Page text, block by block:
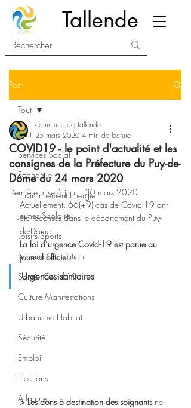
Tallende
Post
Tout
Services Social
Economie
Environnement Energie
Jeunes Scolaire
Loisirs Sports
Travaux Circulation
Santé - Covid-19
Culture Manifestations
Urbanisme Habitat
Sécurité
Emploi
Élections
A la une
Tout
COVID19 - le point d'actualité et les
consignes de la Préfecture du Puy-de-
Dôme du 24 mars 2020
commune de Tallende
25 mars 2020 4 min de lecture
Dernière mise à jour :30 mars 2020
Actuellement, 66(+9) cas de Covid-19 ont
été recensés dans le département du Puy-
de-Dôme.
La loi d’urgence Covid-19 est parue au
journal officiel.
Urgences sanitaires
> Les dons à destination des soignants ne